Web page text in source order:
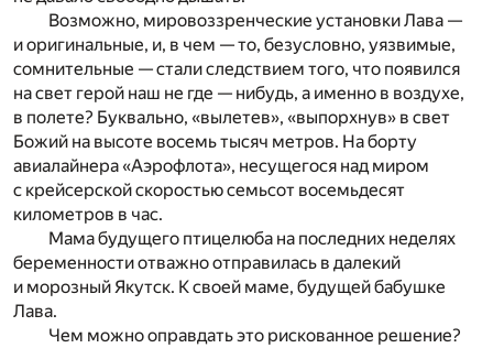
Возможно, мировоззренческие установки Лава —
и оригинальные, и, в чем — то, безусловно, уязвимые,
сомнительные — стали следствием того, что появился
на свет герой наш не где — нибудь, а именно в воздухе,
в полете? Буквально, «вылетев», «выпорхнув» в свет
Божий на высоте восемь тысяч метров. На борту
авиалайнера «Аэрофлота», несущегося над миром
с крейсерской скоростью семьсот восемьдесят
километров в час.
Мама будущего птицелюба на последних неделях
беременности отважно отправилась в далекий
и морозный Якутск. К своей маме, будущей бабушке
Лава.
Чем можно оправдать это рискованное решение?